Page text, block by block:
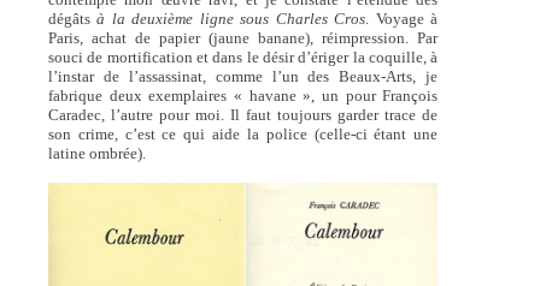
dégâtsà la deuxième ligne sous Charles Cros . Voyage à
Paris, achat de papier (jaune banane), réimpression. Par
souci de mortification et dans le désir d’ériger la coquille, à
l’instar de l’assassinat, comme l’un des Beaux-Arts, je
fabrique deux exemplaires « havane », un pour François
Caradec, l’autre pour moi. Il faut toujours garder trace de
son crime, c’est ce qui aide la police (celle-ci étant une
latine ombrée).